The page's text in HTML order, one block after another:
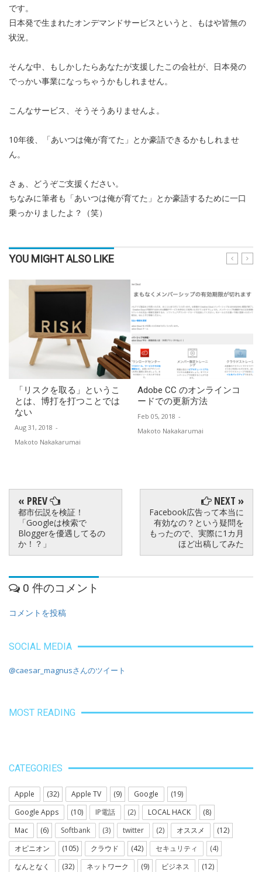
です。
日本発で生まれたオンデマンドサービスというと、もはや皆無の
状況。
そんな中、もしかしたらあなたが支援したこの会社が、日本発の
でっかい事業になっちゃうかもしれません。
こんなサービス、そうそうありませんよ。
10年後、「あいつは俺が育てた」とか豪語できるかもしれませ
ん。
さぁ、どうぞご支援ください。
ちなみに筆者も「あいつは俺が育てた」とか豪語するために一口
乗っかりましたよ？（笑）
YOU MIGHT ALSO LIKE
「リスクを取る」というこ
とは、博打を打つことでは
ない
Aug 31, 2018 -
Makoto Nakakarumai
Adobe CC のオンラインコ
ードでの更新方法
Feb 05, 2018 -
Makoto Nakakarumai
« PREV
都市伝説を検証！
「Googleは検索で
Bloggerを優遇してるの
か！？」
NEXT »
Facebook広告って本当に
有効なの？という疑問を
もったので、実際に1カ月
ほど出稿してみた
0 件のコメント
コメントを投稿
SOCIAL MEDIA
@caesar_magnusさんのツイート
MOST READING
CATEGORIES
Apple (32) Apple TV (9) Google
(19)
Google Apps
(10) IP電話 (2) LOCAL HACK
(8)
Mac
(6) Softbank (3) twitter (2) オススメ
(12)
オピニオン
(105) クラウド (42) セキュリティ
(4)
なんとなく
(32) ネットワーク (9) ビジネス
(12)